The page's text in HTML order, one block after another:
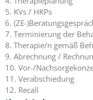
KVs / HKPs
(ZE-
Terminierung der
Therapie/n gemäß
Abrechnung /
Vor-/
Verabschiedung
Recall